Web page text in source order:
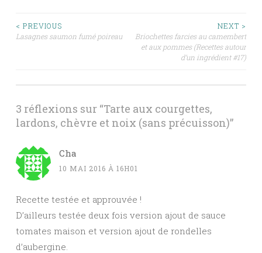
Navigation
< PREVIOUS
Lasagnes saumon fumé poireau
NEXT >
Briochettes farcies au camembert
et aux pommes (Recettes autour
d’un ingrédient #17)
3 réflexions sur “Tarte aux courgettes,
lardons, chèvre et noix (sans précuisson)”
Cha
10 MAI 2016 À 16H01
Recette testée et approuvée !
D’ailleurs testée deux fois version ajout de sauce
tomates maison et version ajout de rondelles
d’aubergine.